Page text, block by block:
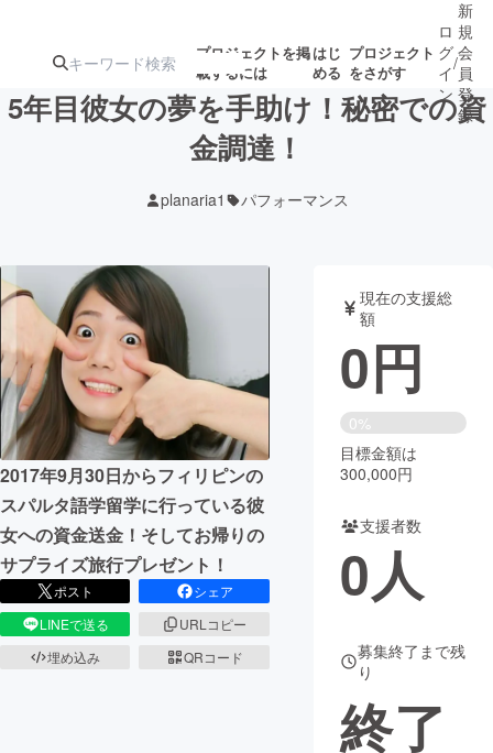
プロジェクトを掲
載するには
はじ
める
プロジェクト
をさがす
ジェクト
ロジェクト
アート・写真 音楽
テクノロジー・ガジェット ゲーム・サ
映像・映画 書籍・雑誌
ビジネス・起業 チャレンジ
まちづくり・地域活性化
CAMPFIRE for Social Good CAMPFIRE Creation
CAMPFIREふるさと納税
ロ
グ
イ
ン
/
新
規
会
員
登
録
5年目彼女の夢を手助け！秘密での資
金調達！
planaria1 パフォーマンス
2017年9月30日からフィリピンの
スパルタ語学留学に行っている彼
女への資金送金！そしてお帰りの
サプライズ旅行プレゼント！
ポスト
シェア
LINEで送る
URLコピー
埋め込み
QRコード
現在の支援総
額
0円
0%
目標金額は
300,000円
支援者数
0人
募集終了まで残
り
終了